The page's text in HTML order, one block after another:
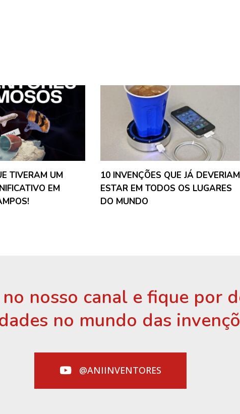
TIVERAM UM
EM
10 INVENÇÕES QUE JÁ DEVERIAM
ESTAR EM TODOS OS LUGARES
DO MUNDO
nosso canal e fique por
no mundo das
@ANIINVENTORES